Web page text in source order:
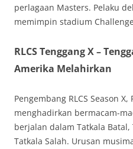
perlagaan Masters. Pelaku
memimpin stadium
RLCS Tenggang X –
Amerika Melahirkan
Pengembang RLCS Season
menghadirkan bermacam-
berjalan dalam Tatkala
Tatkala Salah. Urusan